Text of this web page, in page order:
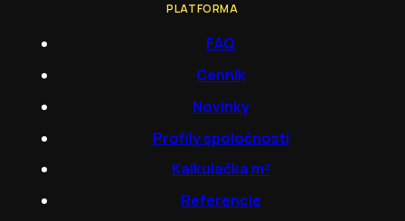
PLATFORMA
FAQ
Cenník
Novinky
Profily spoločností
Kalkulačka m²
Referencie